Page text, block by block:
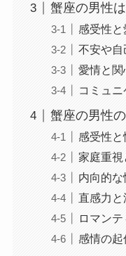
蟹座の男性
感受性と
不安や
愛情と
コミュ
蟹座の男性
感受性と
家庭重
内向的な
直感力と
ロマン
感情の起